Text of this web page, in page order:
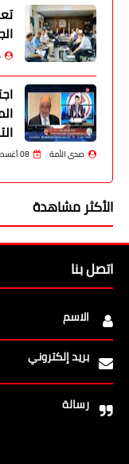
صدى الأمة 08 أغسطس 2026
الأكثر مشاهدة
اتصل بنا
الاسم
بريد إلكتروني
رسالة